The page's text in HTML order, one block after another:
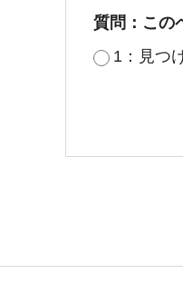
質問：この
1：見つ